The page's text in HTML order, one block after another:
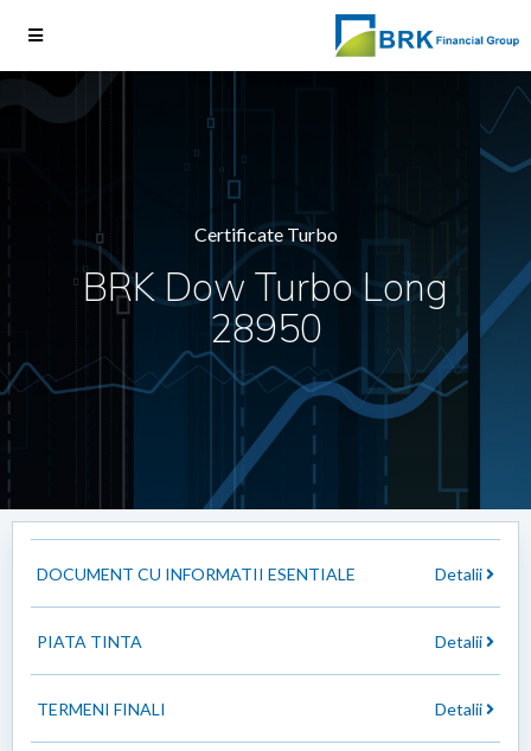
Certificate Turbo
BRK Dow Turbo Long
28950
DOCUMENT CU INFORMATII ESENTIALE Detalii
PIATA TINTA Detalii
TERMENI FINALI Detalii